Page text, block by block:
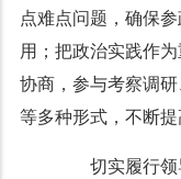
点难点问题，确保
用；把政治实践作
协商，参与考察调
等多种形式，不断提
切实履行领